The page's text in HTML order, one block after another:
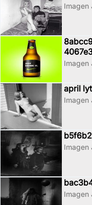
Imagen
Imagen
april
Imagen
Imagen
Imagen